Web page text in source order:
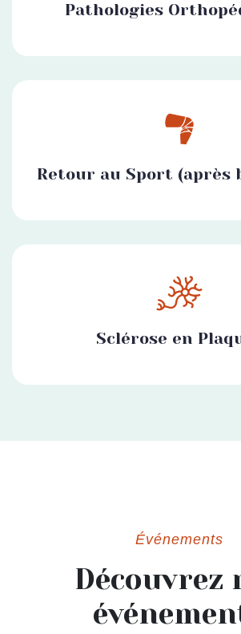
Pathologies
Retour au Sport (après
Sclérose en
Événements
Découvrez